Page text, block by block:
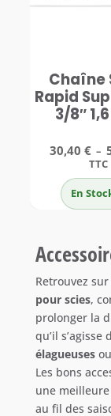
Chaîne
Rapid
3/8″
30,40 € –
TTC
En
Retrouvez sur
pour scies,
prolonger la
qu’il s’agisse
élagueuses
Les bons
une
au fil des